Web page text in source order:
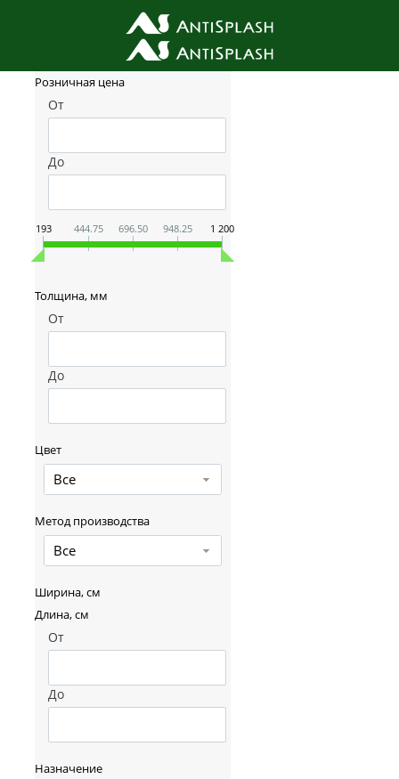
Фильтр товаров
Розничная цена
От
До
193 444.75 696.50 948.25 1 200
Толщина, мм
От
До
Цвет
Все
Метод производства
Все
Ширина, см
Длина, см
От
До
Назначение